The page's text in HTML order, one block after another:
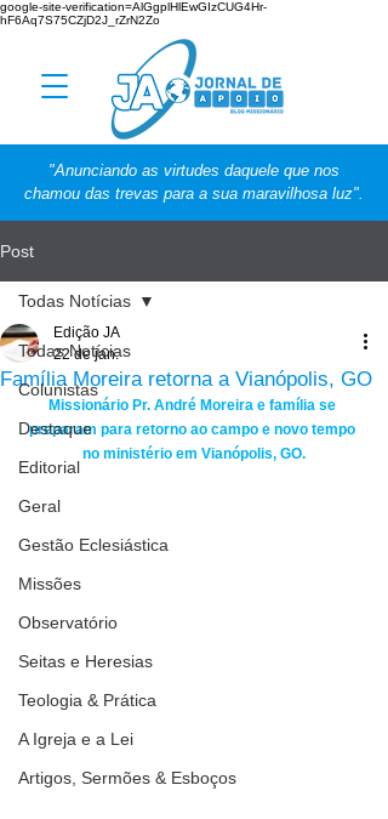
google-site-verification=AlGgplHlEwGIzCUG4Hr-
hF6Aq7S75CZjD2J_rZrN2Zo
"Anunciando as virtudes daquele que nos
chamou das trevas para a sua maravilhosa luz".
Post
Todas Notícias
Colunistas
Destaque
Editorial
Geral
Gestão Eclesiástica
Missões
Observatório
Seitas e Heresias
Teologia & Prática
A Igreja e a Lei
Artigos, Sermões & Esboços
Todas Notícias
Família Moreira retorna a Vianópolis, GO
Edição JA
22 de jan.
Missionário Pr. André Moreira e família se
preparam para retorno ao campo e novo tempo
no ministério em Vianópolis, GO.